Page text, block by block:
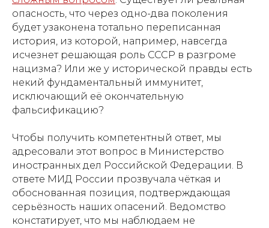
опасность, что через одно-два поколения
будет узаконена тотально переписанная
история, из которой, например, навсегда
исчезнет решающая роль СССР в разгроме
нацизма? Или же у исторической правды есть
некий фундаментальный иммунитет,
исключающий её окончательную
фальсификацию?
Чтобы получить компетентный ответ, мы
адресовали этот вопрос в Министерство
иностранных дел Российской Федерации. В
ответе МИД России прозвучала чёткая и
обоснованная позиция, подтверждающая
серьёзность наших опасений. Ведомство
констатирует, что мы наблюдаем не